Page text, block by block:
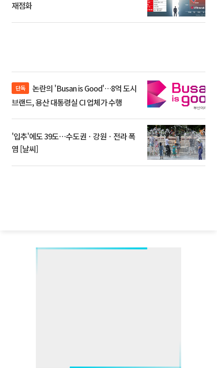
재점화
단독
브랜드, 용산 대통령실 CI 업체가 수행
'입추'에도 39도⋯수도권ㆍ강원ㆍ전라 폭
염 [날씨]